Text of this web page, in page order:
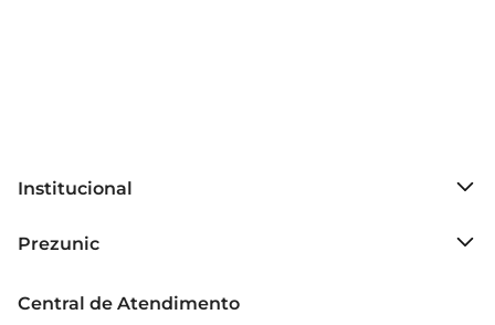
Institucional
Grupo Cencosud
Política de Privacidade
Prezunic
Código de Ética
Central de Atendimento